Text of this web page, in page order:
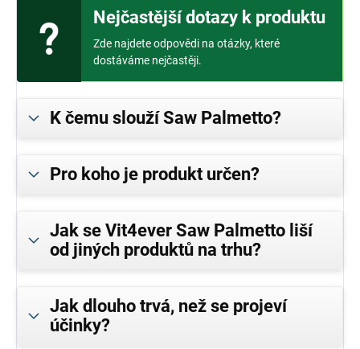
Nejčastější dotazy k produktu
Zde najdete odpovědi na otázky, které
dostáváme nejčastěji.
K čemu slouží Saw Palmetto?
Pro koho je produkt určen?
Jak se Vit4ever Saw Palmetto liší
od jiných produktů na trhu?
Jak dlouho trvá, než se projeví
účinky?